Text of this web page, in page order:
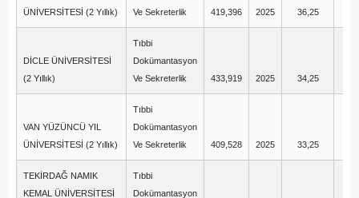
ÜNİVERSİTESİ (2 Yıllık)
Ve Sekreterlik
419,396 2025 36,25
DİCLE ÜNİVERSİTESİ
(2 Yıllık)
Tıbbi
Dokümantasyon
Ve Sekreterlik
433,919 2025 34,25
VAN YÜZÜNCÜ YIL
ÜNİVERSİTESİ (2 Yıllık)
Tıbbi
Dokümantasyon
Ve Sekreterlik
409,528 2025 33,25
TEKİRDAĞ NAMIK
KEMAL ÜNİVERSİTESİ
Tıbbi
Dokümantasyon